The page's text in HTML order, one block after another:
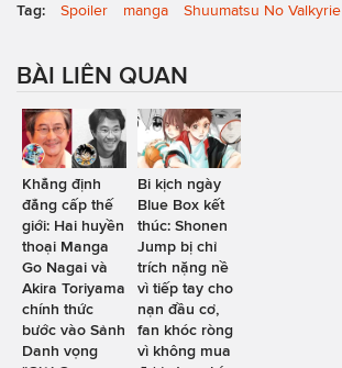
Tag: Spoiler manga Shuumatsu No Valkyrie
BÀI LIÊN QUAN
Khẳng định
đẳng cấp thế
giới: Hai huyền
thoại Manga
Go Nagai và
Akira Toriyama
chính thức
bước vào Sảnh
Danh vọng
Bi kịch ngày
Blue Box kết
thúc: Shonen
Jump bị chỉ
trích nặng nề
vì tiếp tay cho
nạn đầu cơ,
fan khóc ròng
vì không mua